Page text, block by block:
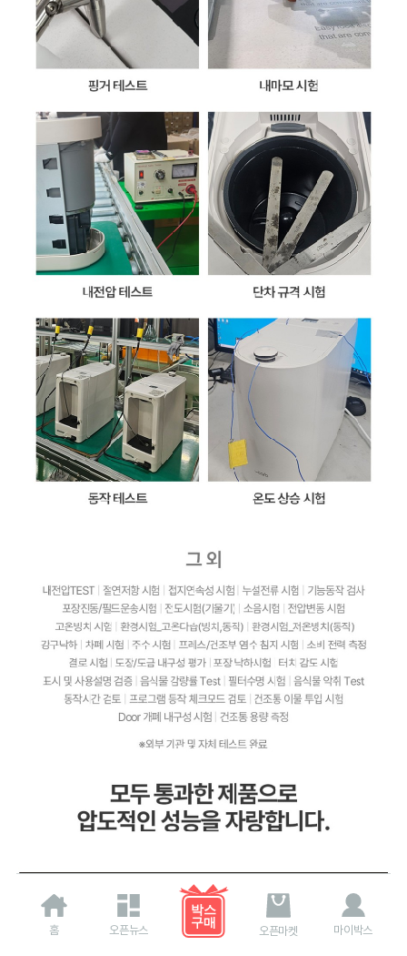
홈 오픈뉴스 오픈마켓 마이박스